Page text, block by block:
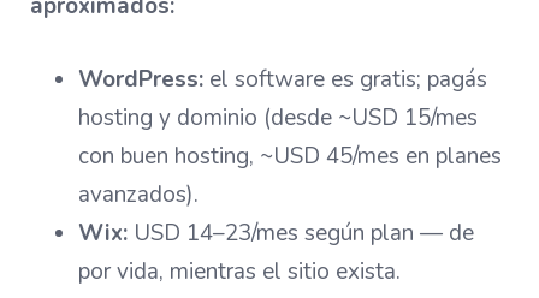
aproximados:
WordPress: el software es gratis; pagás
hosting y dominio (desde ~USD 15/mes
con buen hosting, ~USD 45/mes en planes
avanzados).
Wix: USD 14–23/mes según plan — de
por vida, mientras el sitio exista.